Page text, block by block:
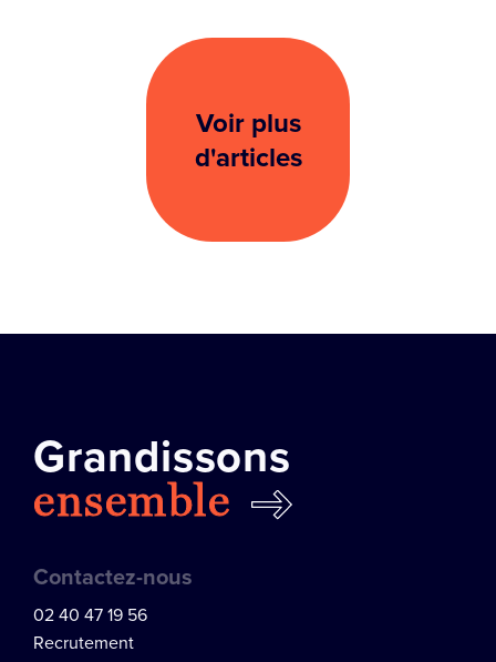
Voir plus
d'articles
Grandissons
ensemble
Contactez-nous
02 40 47 19 56
Recrutement